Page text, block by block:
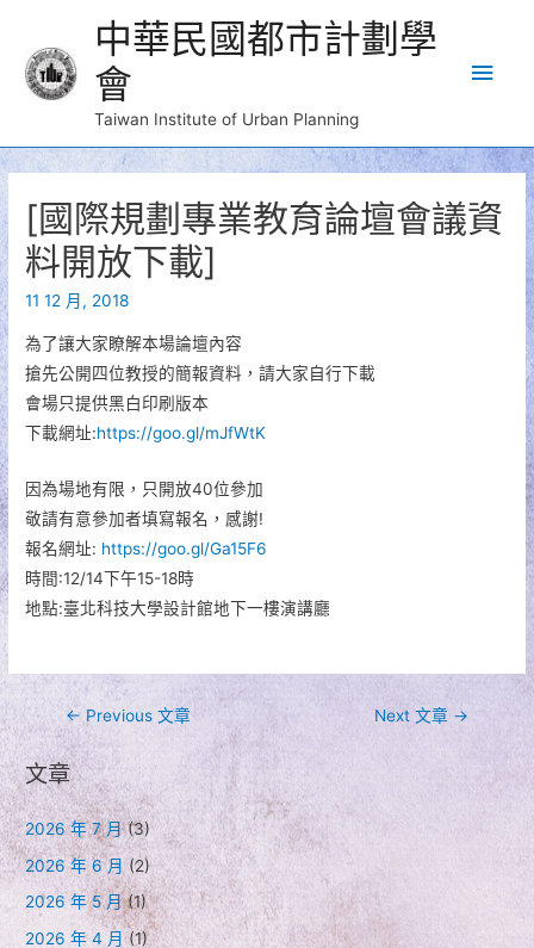
中華民國都市計劃學
會
Taiwan Institute of Urban Planning
Main
[國際規劃專業教育論壇會議資
料開放下載]
11 12 月, 2018
為了讓大家瞭解本場論壇內容
搶先公開四位教授的簡報資料，請大家自行下載
會場只提供黑白印刷版本
下載網址:https://goo.gl/mJfWtK
因為場地有限，只開放40位參加
敬請有意參加者填寫報名，感謝!
報名網址: https://goo.gl/Ga15F6
時間:12/14下午15-18時
地點:臺北科技大學設計館地下一樓演講廳
文
章
導
覽
← Previous 文章 Next 文章 →
文章
2026 年 7 月(3)
2026 年 6 月 (2)
2026 年 5 月(1)
2026 年 4 月(1)